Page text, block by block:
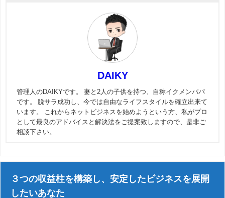
DAIKY
管理人のDAIKYです。 妻と2人の子供を持つ、自称イクメンパパ
です。 脱サラ成功し、今では自由なライフスタイルを確立出来て
います。 これからネットビジネスを始めようという方、私がプロ
として最良のアドバイスと解決法をご提案致しますので、是非ご
相談下さい。
３つの収益柱を構築し、安定したビジネスを展開
したいあなた